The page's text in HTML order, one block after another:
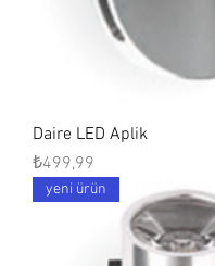
Daire LED Aplik
Fiyat
₺499,99
yeni ürün